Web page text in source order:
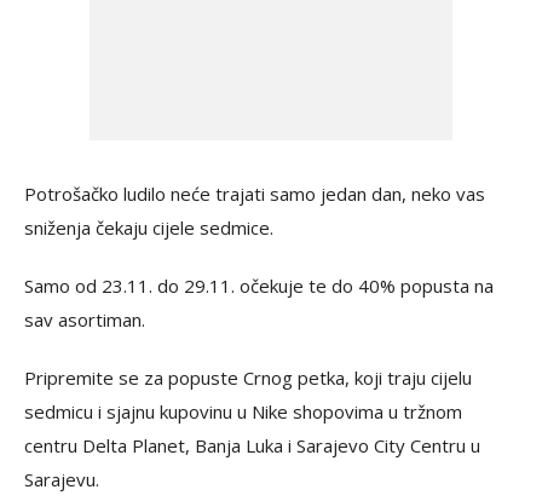
Potrošačko ludilo neće trajati samo jedan dan, neko vas
sniženja čekaju cijele sedmice.
Samo od 23.11. do 29.11. očekuje te do 40% popusta na
sav asortiman.
Pripremite se za popuste Crnog petka, koji traju cijelu
sedmicu i sjajnu kupovinu u Nike shopovima u tržnom
centru Delta Planet, Banja Luka i Sarajevo City Centru u
Sarajevu.